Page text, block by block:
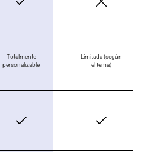
Totalmente
personalizable
Limitada (según
el tema)